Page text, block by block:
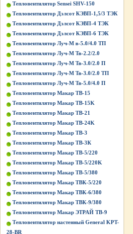
Тепловентилятор Sensei SHV-150
Тепловентилятор Дэлсот КЭВП-1,5/3 ТЭК
Тепловентилятор Дэлсот КЭВП-4 ТЭК
Тепловентилятор Дэлсот КЭВП-6 ТЭК
Тепловентилятор Луч-М в-5.0/4.0 ТП
Тепловентилятор Луч-М Тв-2.2/2.0
Тепловентилятор Луч-М Тв-3.0/2.0 П
Тепловентилятор Луч-М Тв-3.0/2.0 ТП
Тепловентилятор Луч-М Тв-5.0/4.0 П
Тепловентилятор Макар ТВ-15
Тепловентилятор Макар ТВ-15K
Тепловентилятор Макар ТВ-21
Тепловентилятор Макар ТВ-24K
Тепловентилятор Макар ТВ-3
Тепловентилятор Макар ТВ-3К
Тепловентилятор Макар ТВ-5/220
Тепловентилятор Макар ТВ-5/220K
Тепловентилятор Макар ТВ-5/380
Тепловентилятор Макар ТВК-5/220
Тепловентилятор Макар ТВК-6/380
Тепловентилятор Макар ТВК-9/380
Тепловентилятор Макар ЭТРАЙ ТВ-9
Тепловентилятор настенный General KPT-
28-BR